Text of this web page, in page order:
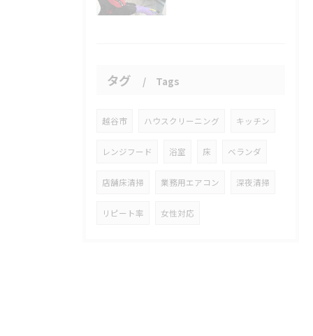
タグ Tags
越谷市 ハウスクリーニング キッチン
レンジフード 浴室 床 ベランダ
店舗床清掃 業務用エアコン 深夜清掃
リピート率 女性対応